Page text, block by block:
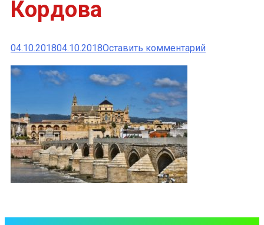
Кордова
04.10.201804.10.2018Оставить комментарийк